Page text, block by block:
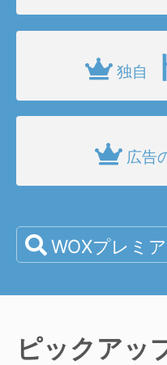
独自
広告
WOXプレミ
ピックアッ